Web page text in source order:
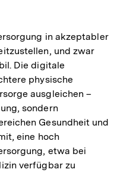
in akzeptabler
und zwar
Die digitale
physische
ausgleichen –
sondern
Gesundheit und
eine hoch
etwa bei
verfügbar zu